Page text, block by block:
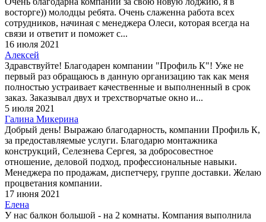
восторге)) молодцы ребята. Очень слаженна работа всех
сотрудников, начиная с менеджера Олеси, которая всегда на
связи и ответит и поможет с...
16 июля 2021
Алексей
Здравствуйте! Благодарен компании "Профиль К"! Уже не
первый раз обращаюсь в данную организацию так как меня
полностью устраивает качественные и выполненный в срок
заказ. Заказывал двух и трехстворчатые окно и...
5 июля 2021
Галина Микерина
Добрый день! Выражаю благодарность, компании Профиль К,
за предоставляемые услуги. Благодарю монтажника
конструкций, Селезнева Сергея, за добросовестное
отношение, деловой подход, профессиональные навыки.
Менеджера по продажам, диспетчеру, группе доставки. Желаю
процветания компании.
17 июня 2021
Елена
У нас балкон большой - на 2 комнаты. Компания выполнила